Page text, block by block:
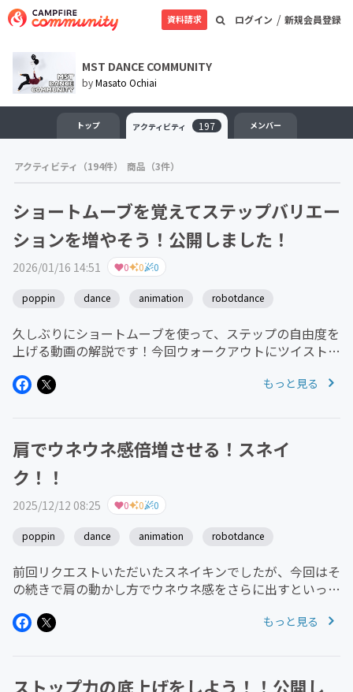
ログイン / 新規会員登録
資料請求
MST DANCE COMMUNITY
byMasato Ochiai
トップ アクティビティ 197 メンバー
アクティビティ（194件） 商品（3件）
ショートムーブを覚えてステップバリエー
ションを増やそう！公開しました！
2026/01/16 14:51 0 0 0
poppin dance animation robotdance
久しぶりにショートムーブを使って、ステップの自由度を
上げる動画の解説です！今回ウォークアウトにツイストを
る流れのショートムーブとなってます。ぜひ参考に自分で
もっと見る
肩でウネウネ感倍増させる！スネイ
ク！！
2025/12/12 08:25 0 0 0
poppin dance animation robotdance
前回リクエストいただいたスネイキンでしたが、今回はそ
の続きで肩の動かし方でウネウネ感をさらに出すといった
てどんどん深めていきましょう！！
もっと見る
ストップ力の底上げをしよう！！公開し